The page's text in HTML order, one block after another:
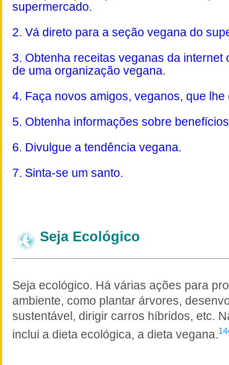
supermercado.
2. Vá direto para a seção vegana do
3. Obtenha receitas veganas da internet
de uma organização vegana.
4. Faça novos amigos, veganos, que lhe
5. Obtenha informações sobre
6. Divulgue a tendência vegana.
7. Sinta-se um santo.
Seja Ecológico
Seja ecológico. Há várias ações para
ambiente, como plantar árvores,
sustentável, dirigir carros híbridos, etc.
inclui a dieta ecológica, a dieta vegana.